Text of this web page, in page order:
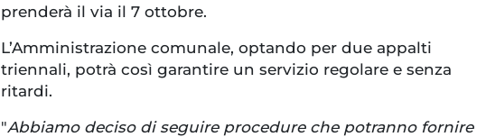
prenderà il via il 7 ottobre.
L’Amministrazione comunale, optando per due appalti
triennali, potrà così garantire un servizio regolare e senza
ritardi.
"Abbiamo deciso di seguire procedure che potranno fornire